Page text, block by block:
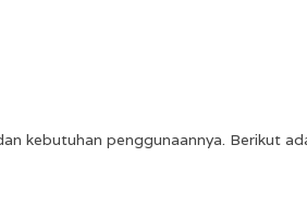
kebutuhan penggunaannya. Berikut